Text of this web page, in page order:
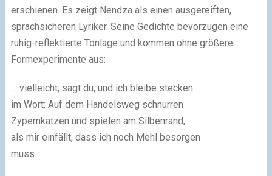
erschienen. Es zeigt Nendza als einen ausgereiften,
sprachsicheren Lyriker. Seine Gedichte bevorzugen eine
ruhig-reflektierte Tonlage und kommen ohne größere
Formexperimente aus:
… vielleicht, sagt du, und ich bleibe stecken
im Wort: Auf dem Handelsweg schnurren
Zypernkatzen und spielen am Silbenrand,
als mir einfällt, dass ich noch Mehl besorgen
muss.